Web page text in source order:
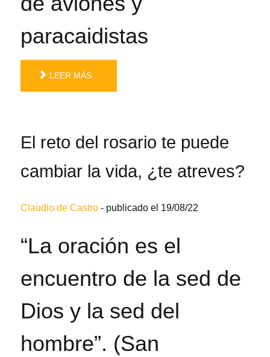
paracaidistas
LEER MÁS...
El reto del rosario te puede
cambiar la vida, ¿te atreves?
Claudio de Castro - publicado el 19/08/22
“La oración es el
encuentro de la sed de
Dios y la sed del
hombre”. (San